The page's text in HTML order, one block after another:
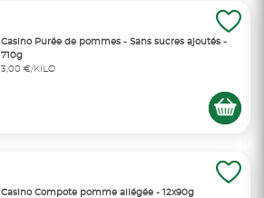
Casino Purée de pommes - Sans sucres ajoutés -
710g
3,00 €/KILO
Casino Compote pomme allégée - 12x90g